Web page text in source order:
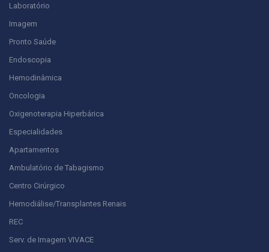
Laboratório
Imagem
Pronto Saúde
Endoscopia
Hemodinâmica
Oncologia
Oxigenoterapia Hiperbárica
Especialidades
Apartamentos
Ambulatório de Tabagismo
Centro Cirúrgico
Hemodiálise/Transplantes Renais
REC
Serv. de Imagem VIVACE